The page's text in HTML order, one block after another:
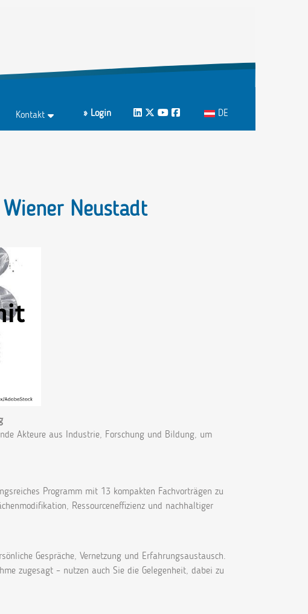
Kontakt LinkedIn
Twitter
Youtube
Facebook
» Login
Sprache auswählen
DE
Neustadt
Akteure aus Industrie, Forschung und Bildung, um
Programm mit 13 kompakten Fachvorträgen zu
Ressourceneffizienz und nachhaltiger
Gespräche, Vernetzung und Erfahrungsaustausch.
zugesagt – nutzen auch Sie die Gelegenheit, dabei zu